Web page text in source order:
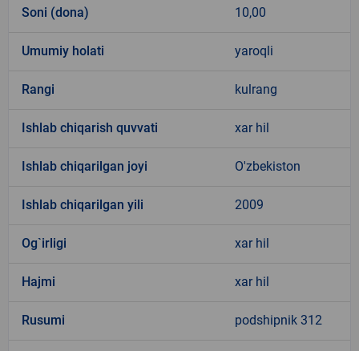
Soni (dona) 10,00
Umumiy holati yaroqli
Rangi kulrang
Ishlab chiqarish quvvati xar hil
Ishlab chiqarilgan joyi O'zbekiston
Ishlab chiqarilgan yili 2009
Og`irligi xar hil
Hajmi xar hil
Rusumi podshipnik 312